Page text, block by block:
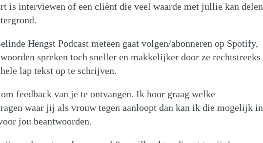
is interviewen of een cliënt die veel waarde met jullie kan delen
Hengst Podcast meteen gaat volgen/abonneren op Spotify,
spreken toch sneller en makkelijker door ze rechtstreeks
lap tekst op te schrijven.
feedback van je te ontvangen. Ik hoor graag welke
waar jij als vrouw tegen aanloopt dan kan ik die mogelijk in
jou beantwoorden.